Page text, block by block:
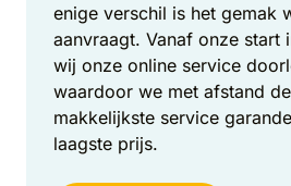
enige verschil is het gemak
aanvraagt. Vanaf onze start
wij onze online service
waardoor we met afstand
makkelijkste service
laagste prijs.